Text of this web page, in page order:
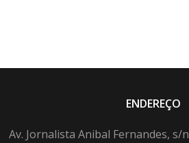
ENDEREÇO
Av. Jornalista Anibal Fernandes, s/